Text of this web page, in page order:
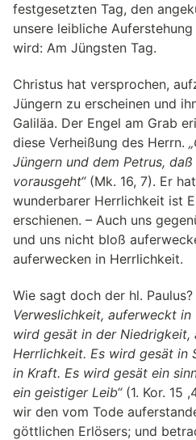
festgesetzten Tag, den
unsere leibliche
wird: Am Jüngsten Tag.
Christus hat versprochen,
Jüngern zu erscheinen und
Galiläa. Der Engel am Grab
diese Verheißung des Herrn.
Jüngern und dem Petrus,
vorausgeht“(Mk. 16, 7). Er
wunderbarer Herrlichkeit ist
erschienen. – Auch uns
und uns nicht bloß
auferwecken in Herrlichkeit.
Wie sagt doch der hl. Paulus?
Verweslichkeit, auferweckt in
wird gesät in der Niedrigkeit,
Herrlichkeit. Es wird gesät in
in Kraft. Es wird gesät ein
ein geistiger Leib“(1. Kor. 15
wir den vom Tode
göttlichen Erlösers; und